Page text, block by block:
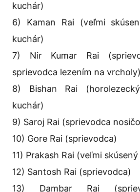
kuchár)
6) Kaman Rai (veľmi
kuchár)
7) Nir Kumar Rai
sprievodca lezením na vrcholy)
8) Bishan Rai
kuchár)
9) Saroj Rai (sprievodca
10) Gore Rai (sprievodca)
11) Prakash Rai (veľmi
12) Santosh Rai (sprievodca)
13) Dambar Rai